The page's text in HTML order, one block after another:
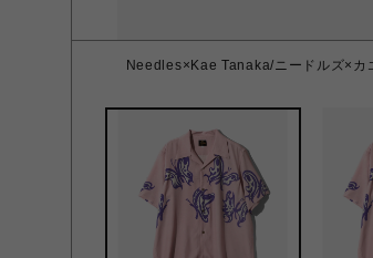
Needles×Kae Tanaka/ニードルズ×